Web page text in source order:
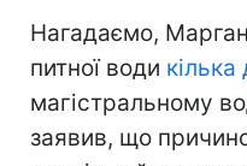
Нагадаємо,
питної води кілька
магістральному
заявив, що